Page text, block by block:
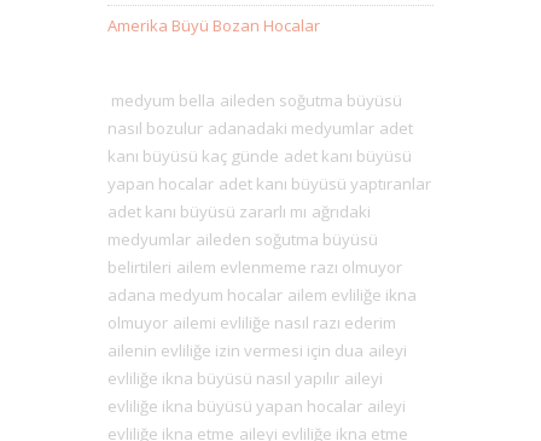
Amerika Büyü Bozan Hocalar
medyum bella aileden soğutma büyüsü
nasıl bozulur adanadaki medyumlar adet
kanı büyüsü kaç günde adet kanı büyüsü
yapan hocalar adet kanı büyüsü yaptıranlar
adet kanı büyüsü zararlı mı ağrıdaki
medyumlar aileden soğutma büyüsü
belirtileri ailem evlenmeme razı olmuyor
adana medyum hocalar ailem evliliğe ikna
olmuyor ailemi evliliğe nasıl razı ederim
ailenin evliliğe izin vermesi için dua aileyi
evliliğe ikna büyüsü nasıl yapılır aileyi
evliliğe ikna büyüsü yapan hocalar aileyi
evliliğe ikna etme aileyi evliliğe ikna etme